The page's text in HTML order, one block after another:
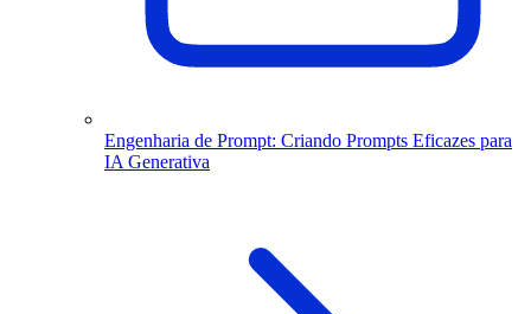
Engenharia de Prompt: Criando Prompts Eficazes para
IA Generativa